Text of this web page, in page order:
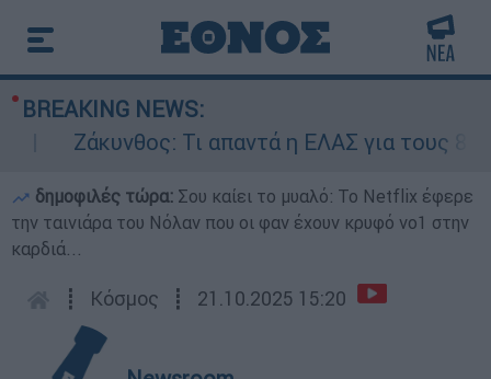
BREAKING NEWS:
Ζάκυνθος: Τι απαντά η ΕΛΑΣ για τους 8
δημοφιλές τώρα: Σου καίει το μυαλό: Το Netflix έφερε
την ταινιάρα του Νόλαν που οι φαν έχουν κρυφό νο1 στην
καρδιά...
┋ Κόσμος ┋ 21.10.2025 15:20